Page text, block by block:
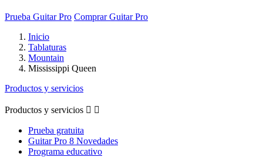
Prueba Guitar Pro Comprar Guitar Pro
Inicio
Tablaturas
Mountain
Mississippi Queen
Productos y servicios
Productos y servicios  
Prueba gratuita
Guitar Pro 8 Novedades
Programa educativo